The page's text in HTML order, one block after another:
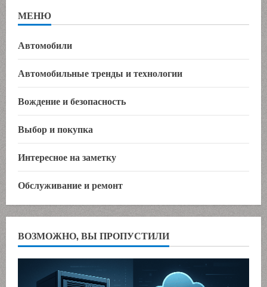
МЕНЮ
Автомобили
Автомобильные тренды и технологии
Вождение и безопасность
Выбор и покупка
Интересное на заметку
Обслуживание и ремонт
ВОЗМОЖНО, ВЫ ПРОПУСТИЛИ